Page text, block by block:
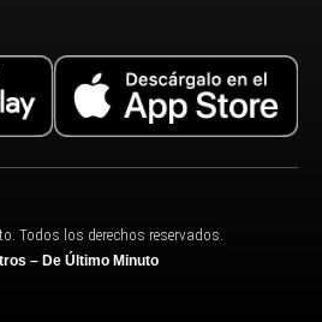
Todos los derechos reservados.
– De Último Minuto